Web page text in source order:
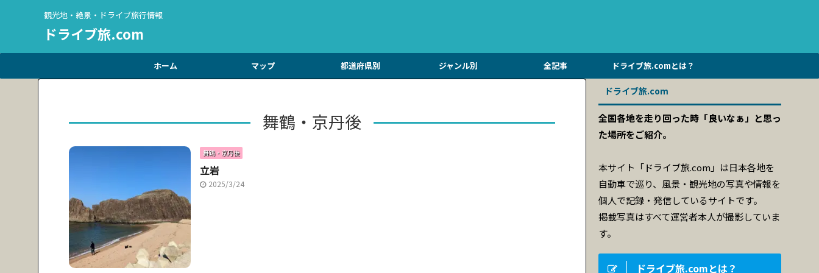
観光地・絶景・ドライブ旅行情報
ドライブ旅.com
ホーム マップ 都道府県別 ジャンル別 全記事 ドライブ旅.comとは？
舞鶴・京丹後
舞鶴・京丹後
立岩
2025/3/24
ドライブ旅.com
全国各地を走り回った時「良いなぁ」と思っ
た場所をご紹介。
本サイト「ドライブ旅.com」は日本各地を
自動車で巡り、風景・観光地の写真や情報を
個人で記録・発信しているサイトです。
掲載写真はすべて運営者本人が撮影していま
す。
ドライブ旅.comとは？